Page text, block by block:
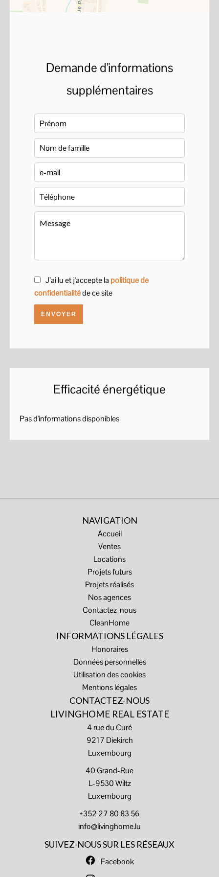
Demande d'informations
supplémentaires
J’ai lu et j'accepte la politique de
confidentialitéde ce site
ENVOYER
Efficacité énergétique
Pas d'informations disponibles
NAVIGATION
Accueil
Ventes
Locations
Projets futurs
Projets réalisés
Nos agences
Contactez-nous
CleanHome
INFORMATIONS LÉGALES
Honoraires
Données personnelles
Utilisation des cookies
Mentions légales
CONTACTEZ-NOUS
LIVINGHOME REAL ESTATE
4 rue du Curé
9217 Diekirch
Luxembourg
40 Grand-Rue
L-9530 Wiltz
Luxembourg
+352 27 80 83 56
info@livinghome.lu
SUIVEZ-NOUS SUR LES RÉSEAUX
Facebook